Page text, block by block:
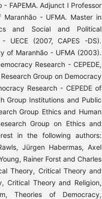
FAPEMA. Adjunct I Professor
- UFMA. Master in
and Social and Political
UECE (2007, CAPES -DS).
of Maranhão - UFMA (2003).
Research - CEPEDE,
Group on Democracy
Research - CEPEDE of
Group Institutions and Public
Group Ethics and Human
Group on Ethics and
in the following authors:
Jürgen Habermas, Axel
Rainer Forst and Charles
Theory, Critical Theory and
Critical Theory and Religion,
Theories of Democracy,